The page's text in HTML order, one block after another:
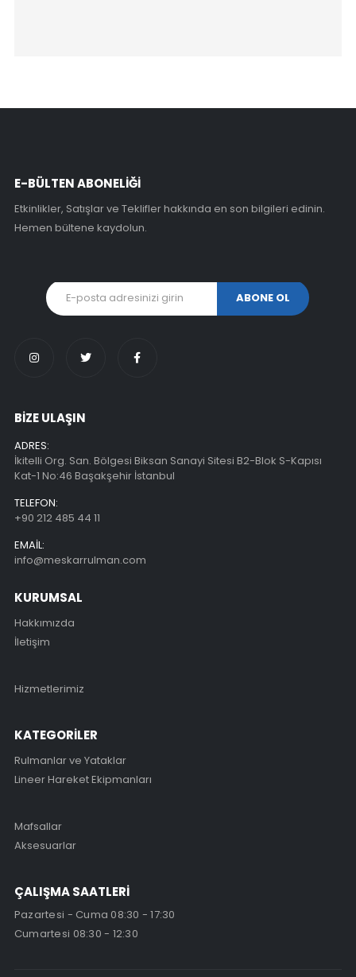
E-BÜLTEN ABONELİĞİ
Etkinlikler, Satışlar ve Teklifler hakkında en son bilgileri edinin.
Hemen bültene kaydolun.
BİZE ULAŞIN
ADRES:
İkitelli Org. San. Bölgesi Biksan Sanayi Sitesi B2-Blok S-Kapısı
Kat-1 No:46 Başakşehir İstanbul
TELEFON:
+90 212 485 44 11
EMAIL:
info@meskarrulman.com
KURUMSAL
Hakkımızda
İletişim
Hizmetlerimiz
KATEGORİLER
Rulmanlar ve Yataklar
Lineer Hareket Ekipmanları
Mafsallar
Aksesuarlar
ÇALIŞMA SAATLERİ
Pazartesi - Cuma 08:30 - 17:30
Cumartesi 08:30 - 12:30